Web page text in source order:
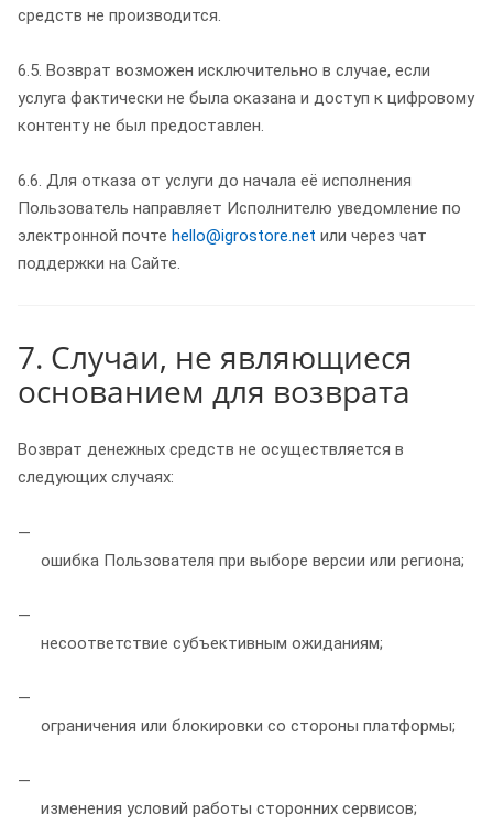
средств не производится.
6.5. Возврат возможен исключительно в случае, если
услуга фактически не была оказана и доступ к цифровому
контенту не был предоставлен.
6.6. Для отказа от услуги до начала её исполнения
Пользователь направляет Исполнителю уведомление по
электронной почте hello@igrostore.net или через чат
поддержки на Сайте.
7. Случаи, не являющиеся
основанием для возврата
Возврат денежных средств не осуществляется в
следующих случаях:
ошибка Пользователя при выборе версии или региона;
несоответствие субъективным ожиданиям;
ограничения или блокировки со стороны платформы;
изменения условий работы сторонних сервисов;